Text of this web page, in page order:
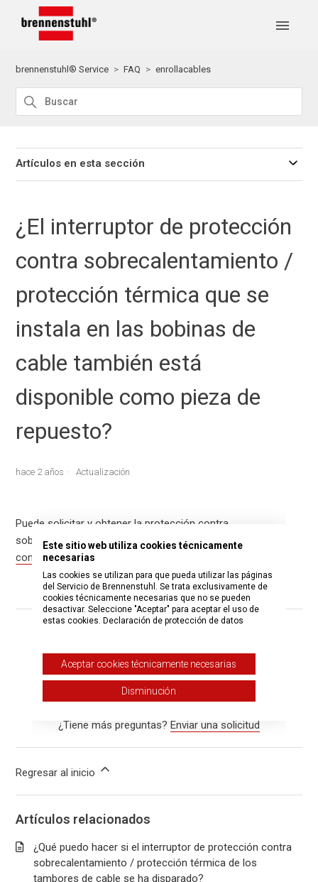
brennenstuhl® Service FAQ enrollacables
Artículos en esta sección
¿El interruptor de protección
contra sobrecalentamiento /
protección térmica que se
instala en las bobinas de
cable también está
disponible como pieza de
repuesto?
hace 2 años Actualización
Puede solicitar y obtener la protección contra
sobrecalentamiento a través de nuestroformulario de
contacto.
Sí No
Usuarios a los que les pareció útil: 48 de 64
¿Tiene más preguntas? Enviar una solicitud
Regresar al inicio
Artículos relacionados
¿Qué puedo hacer si el interruptor de protección contra
sobrecalentamiento / protección térmica de los
tambores de cable se ha disparado?
Este sitio web utiliza cookies técnicamente
necesarias
Las cookies se utilizan para que pueda utilizar las páginas
del Servicio de Brennenstuhl. Se trata exclusivamente de
cookies técnicamente necesarias que no se pueden
desactivar. Seleccione "Aceptar" para aceptar el uso de
estas cookies. Declaración de protección de datos
Aceptar cookies técnicamente necesarias
Disminución